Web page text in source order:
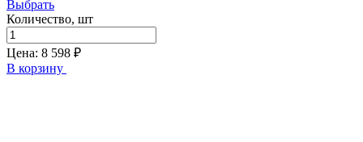
Выбрать
Количество, шт
Цена: 8 598 ₽
В корзину